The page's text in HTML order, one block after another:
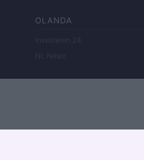
OLANDA
Investeren 24
NL Newz